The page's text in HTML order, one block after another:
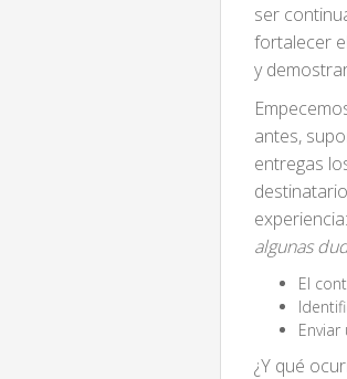
ser
fortalecer
y
antes,
entregas
algunas
El
¿Y qué